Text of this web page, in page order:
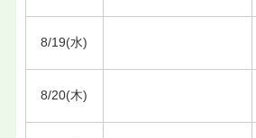
8/19(水)
8/20(木)